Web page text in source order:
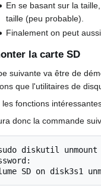
En se basant sur la
taille (peu probable).
Finalement on peut
la carte SD
suivante va être de
que l'utilitaires de
les fonctions
donc la commande
diskutil unmount
SD on disk3s1